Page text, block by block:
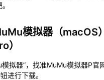
模拟器（macOS
）
拟器”，找准MuMu模拟器P官
进行下载。